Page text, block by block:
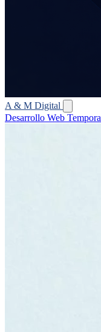
A & M Digital
Desarrollo Web Tempora